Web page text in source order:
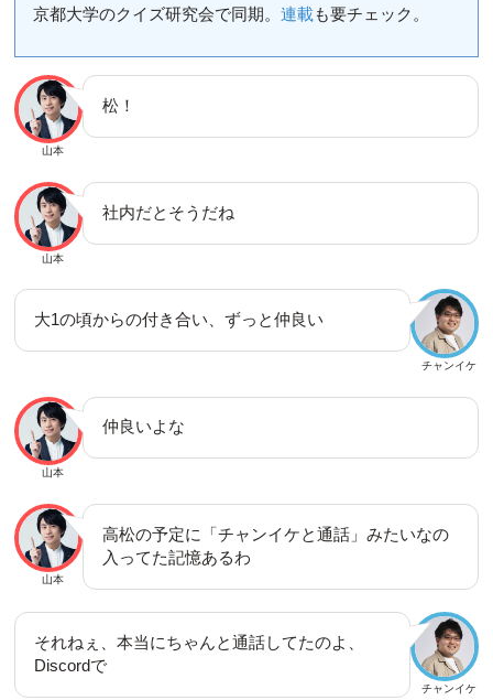
京都大学のクイズ研究会で同期。 連載も要チェック。
山本
松！
山本
社内だとそうだね
チャンイケ
大1の頃からの付き合い、ずっと仲良い
山本
仲良いよな
山本
高松の予定に「チャンイケと通話」みたいなの
入ってた記憶あるわ
チャンイケ
それねぇ、本当にちゃんと通話してたのよ、
Discordで